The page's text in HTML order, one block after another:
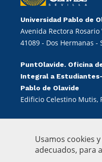
Usamos cookies
adecuados, para
Universidad Pablo de
Avenida Rectora Rosario
41089 - Dos Hermanas -
PuntOlavide. Oficina
Integral a
Pablo de Olavide
Edificio Celestino Mutis,